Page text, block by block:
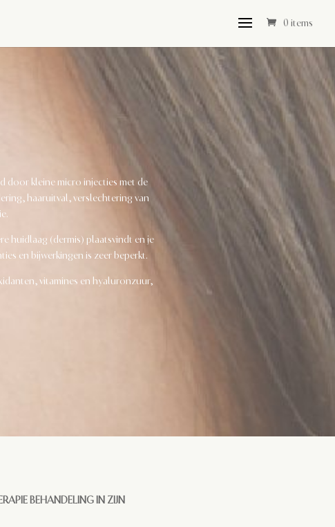
0 items
door kleine micro injecties met de
haaruitval, verslechtering van
huidlaag (dermis) plaatsvindt en je
en bijwerkingen is zeer beperkt.
vitamines en hyaluronzuur,
BEHANDELING IN ZIJN